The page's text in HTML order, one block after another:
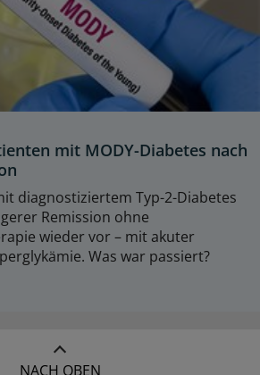
mit MODY-Diabetes nach
diagnostiziertem Typ-2-Diabetes
Remission ohne
wieder vor – mit akuter
Was war passiert?
NACH OBEN